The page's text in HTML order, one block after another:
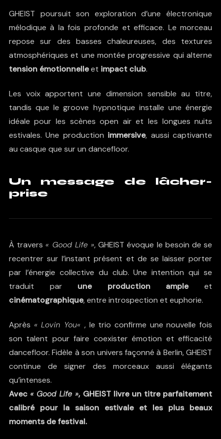
GHEIST poursuit son exploration d’une électronique
mélodique à la fois profonde et efficace. Le morceau
repose sur des basses chaleureuses, des textures
atmosphériques et une montée progressive qui alterne
tension émotionnelleet impact club.
Les voix apportent une dimension sensible au titre,
tandis que le groove hypnotique installe une énergie
idéale pour les scènes open air et les longues nuits
estivales. Une production immersive, aussi captivante
au casque que sur un dancefloor.
Un message de lâcher-
prise
À travers « Good Life »,GHEIST évoque le besoin de se
recentrer sur l’instant présent et de se laisser porter
par l’énergie collective du club. Une intention qui se
traduit par une production ampleet
cinématographique, entre introspection et euphorie.
Après «Lovin You« , le trio confirme une nouvelle fois
son talent pour faire coexister émotion et efficacité
dancefloor. Fidèle à son univers façonné à Berlin, GHEIST
continue de signer des morceaux aussi élégants
qu’intenses.
Avec « Good Life », GHEIST livre un titre parfaitement
calibré pour la saison estivale et les plus beaux
moments de festival.